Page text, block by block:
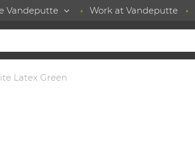
Vandeputte Work at Vandeputte
Latex Green